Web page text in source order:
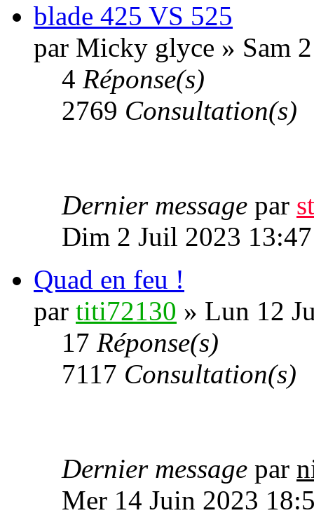
blade 425 VS 525
par Micky glyce » Sam
4 Réponse(s)
2769 Consultation(s)
Dernier message par
Dim 2 Juil 2023 13:47
Quad en feu !
par titi72130 » Lun 12
17 Réponse(s)
7117 Consultation(s)
Dernier message par
Mer 14 Juin 2023